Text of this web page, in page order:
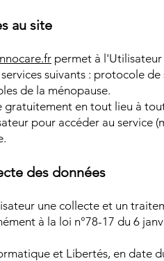
au site
permet à l'Utilisateur
suivants : protocole
de la ménopause.
gratuitement en tout lieu à
pour accéder au service
des données
une collecte et un
à la loi n°78-17 du 6
et Libertés, en date